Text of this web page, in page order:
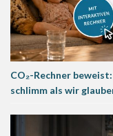
CO₂-Rechner
schlimm als wir